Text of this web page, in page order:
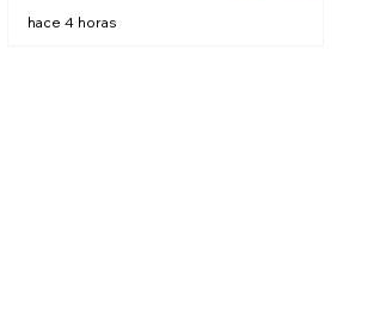
expertos para
hace 4 horas